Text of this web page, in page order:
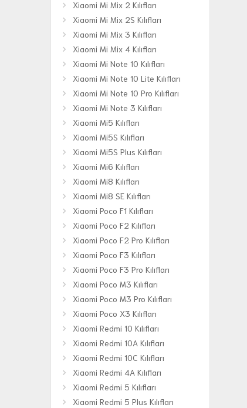
Xiaomi Mi Mix 2 Kılıfları
Xiaomi Mi Mix 2S Kılıfları
Xiaomi Mi Mix 3 Kılıfları
Xiaomi Mi Mix 4 Kılıfları
Xiaomi Mi Note 10 Kılıfları
Xiaomi Mi Note 10 Lite Kılıfları
Xiaomi Mi Note 10 Pro Kılıfları
Xiaomi Mi Note 3 Kılıfları
Xiaomi Mi5 Kılıfları
Xiaomi Mi5S Kılıfları
Xiaomi Mi5S Plus Kılıfları
Xiaomi Mi6 Kılıfları
Xiaomi Mi8 Kılıfları
Xiaomi Mi8 SE Kılıfları
Xiaomi Poco F1 Kılıfları
Xiaomi Poco F2 Kılıfları
Xiaomi Poco F2 Pro Kılıfları
Xiaomi Poco F3 Kılıfları
Xiaomi Poco F3 Pro Kılıfları
Xiaomi Poco M3 Kılıfları
Xiaomi Poco M3 Pro Kılıfları
Xiaomi Poco X3 Kılıfları
Xiaomi Redmi 10 Kılıfları
Xiaomi Redmi 10A Kılıfları
Xiaomi Redmi 10C Kılıfları
Xiaomi Redmi 4A Kılıfları
Xiaomi Redmi 5 Kılıfları
Xiaomi Redmi 5 Plus Kılıfları